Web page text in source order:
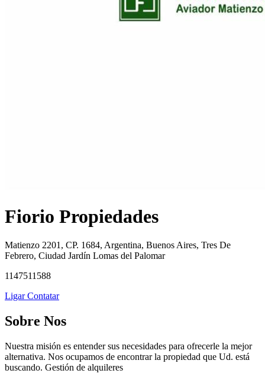
Fiorio Propiedades
Matienzo 2201, CP. 1684, Argentina, Buenos Aires, Tres De
Febrero, Ciudad Jardín Lomas del Palomar
1147511588
LigarContatar
Sobre Nos
Nuestra misión es entender sus necesidades para ofrecerle la mejor
alternativa. Nos ocupamos de encontrar la propiedad que Ud. está
buscando. Gestión de alquileres